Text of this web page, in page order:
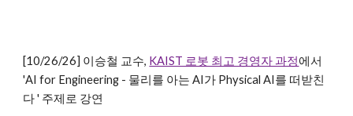
[10/26/26] 이승철 교수, KAIST 로봇 최고 경영자 과정에서
'AI for Engineering - 물리를 아는 AI가 Physical AI를 떠받친
다 ' 주제로 강연